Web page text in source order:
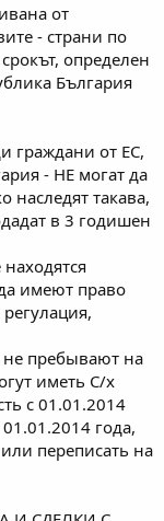
от
- страни по
определен
България
граждани от ЕС,
- НЕ могат да
наследят такава,
в 3 годишен
имеют право
не пребывают на
иметь С/х
с 01.01.2014
года,
переписать на